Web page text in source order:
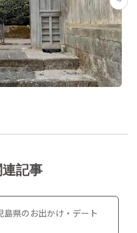
記事
県のお出かけ・デート